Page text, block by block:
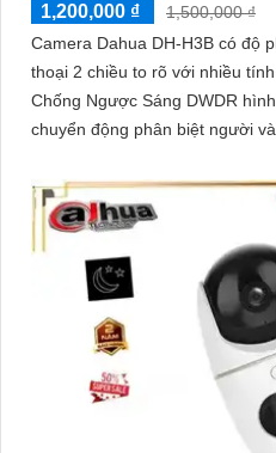
1,200,000 ₫
1,500,000 ₫
Camera Dahua DH-H3B có độ
thoại 2 chiều to rõ với nhiều
Chống Ngược Sáng DWDR
chuyển động phân biệt người